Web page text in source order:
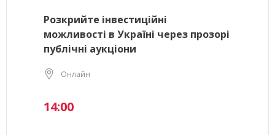
Розкрийте інвестиційні
можливості в Україні через прозорі
публічні аукціони
Онлайн
14:00